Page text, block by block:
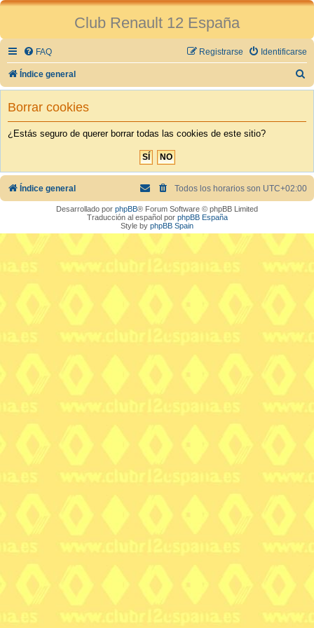
Club Renault 12 España
FAQ Identificarse
Registrarse
Índice general
u
Borrar cookies
¿Estás seguro de querer borrar todas las cookies de este sitio?
Índice general Todos los horarios son UTC+02:00
Desarrollado por phpBB® Forum Software © phpBB Limited
Traducción al español por phpBB España
Style by phpBB Spain